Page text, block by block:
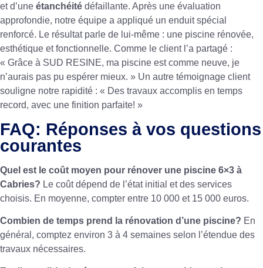
et d’une étanchéité défaillante. Après une évaluation
approfondie, notre équipe a appliqué un enduit spécial
renforcé. Le résultat parle de lui-même : une piscine rénovée,
esthétique et fonctionnelle. Comme le client l’a partagé :
« Grâce à SUD RESINE, ma piscine est comme neuve, je
n’aurais pas pu espérer mieux. » Un autre témoignage client
souligne notre rapidité : « Des travaux accomplis en temps
record, avec une finition parfaite! »
FAQ: Réponses à vos questions
courantes
Quel est le coût moyen pour rénover une piscine 6×3 à
Cabries? Le coût dépend de l’état initial et des services
choisis. En moyenne, compter entre 10 000 et 15 000 euros.
Combien de temps prend la rénovation d’une piscine? En
général, comptez environ 3 à 4 semaines selon l’étendue des
travaux nécessaires.